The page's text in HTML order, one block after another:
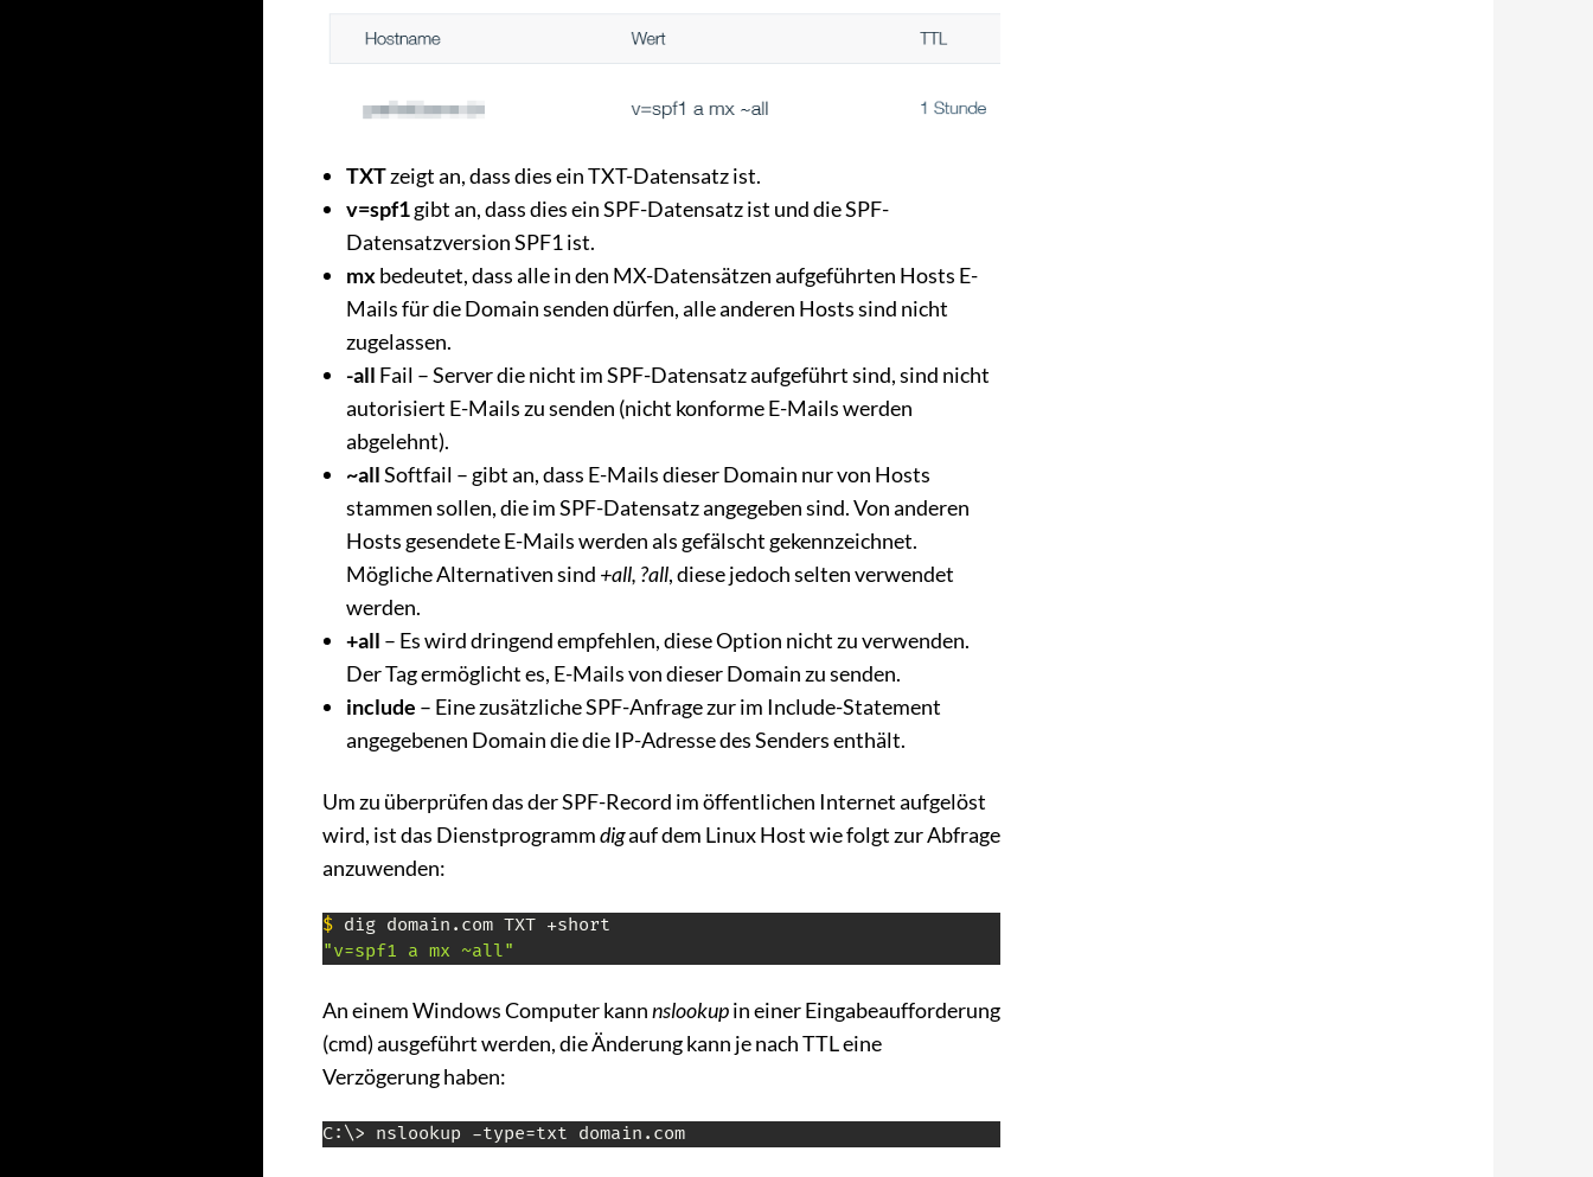
TXTzeigt an, dass dies ein TXT-Datensatz ist.
v=spf1gibt an, dass dies ein SPF-Datensatz ist und die SPF-
Datensatzversion SPF1 ist.
mxbedeutet, dass alle in den MX-Datensätzen aufgeführten Hosts E-
Mails für die Domain senden dürfen, alle anderen Hosts sind nicht
zugelassen.
-all Fail – Server die nicht im SPF-Datensatz aufgeführt sind, sind nicht
autorisiert E-Mails zu senden (nicht konforme E-Mails werden
abgelehnt).
~allSoftfail – gibt an, dass E-Mails dieser Domain nur von Hosts
stammen sollen, die im SPF-Datensatz angegeben sind. Von anderen
Hosts gesendete E-Mails werden als gefälscht gekennzeichnet.
Mögliche Alternativen sind +all, ?all, diese jedoch selten verwendet
werden.
+all – Es wird dringend empfehlen, diese Option nicht zu verwenden.
Der Tag ermöglicht es, E-Mails von dieser Domain zu senden.
include – Eine zusätzliche SPF-Anfrage zur im Include-Statement
angegebenen Domain die die IP-Adresse des Senders enthält.
Um zu überprüfen das der SPF-Record im öffentlichen Internet aufgelöst
wird, ist das Dienstprogrammdigauf dem Linux Host wie folgt zur Abfrage
anzuwenden:
$
"v=spf1 a mx ~all"
An einem Windows Computer kannnslookupin einer Eingabeaufforderung
(cmd) ausgeführt werden, die Änderung kann je nach TTL eine
Verzögerung haben:
C:\> nslookup -type=txt domain.com